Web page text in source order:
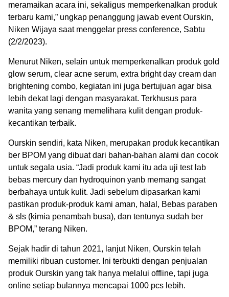
meramaikan acara ini, sekaligus memperkenalkan produk
terbaru kami,” ungkap penanggung jawab event Ourskin,
Niken Wijaya saat menggelar press conference, Sabtu
(2/2/2023).
Menurut Niken, selain untuk memperkenalkan produk gold
glow serum, clear acne serum, extra bright day cream dan
brightening combo, kegiatan ini juga bertujuan agar bisa
lebih dekat lagi dengan masyarakat. Terkhusus para
wanita yang senang memelihara kulit dengan produk-
kecantikan terbaik.
Ourskin sendiri, kata Niken, merupakan produk kecantikan
ber BPOM yang dibuat dari bahan-bahan alami dan cocok
untuk segala usia. “Jadi produk kami itu ada uji test lab
bebas mercury dan hydroquinon yanb memang sangat
berbahaya untuk kulit. Jadi sebelum dipasarkan kami
pastikan produk-produk kami aman, halal, Bebas paraben
& sls (kimia penambah busa), dan tentunya sudah ber
BPOM,” terang Niken.
Sejak hadir di tahun 2021, lanjut Niken, Ourskin telah
memiliki ribuan customer. Ini terbukti dengan penjualan
produk Ourskin yang tak hanya melalui offline, tapi juga
online setiap bulannya mencapai 1000 pcs lebih.